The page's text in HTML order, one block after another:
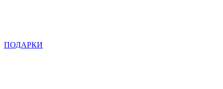
ПОДАРКИ